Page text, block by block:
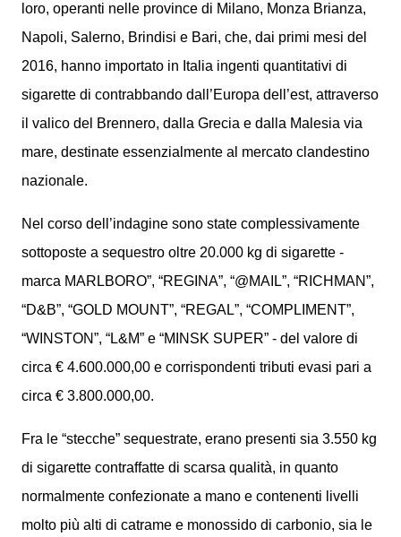
loro, operanti nelle province di Milano, Monza Brianza,
Napoli, Salerno, Brindisi e Bari, che, dai primi mesi del
2016, hanno importato in Italia ingenti quantitativi di
sigarette di contrabbando dall’Europa dell’est, attraverso
il valico del Brennero, dalla Grecia e dalla Malesia via
mare, destinate essenzialmente al mercato clandestino
nazionale.
Nel corso dell’indagine sono state complessivamente
sottoposte a sequestro oltre 20.000 kg di sigarette -
marca MARLBORO”, “REGINA”, “@MAIL”, “RICHMAN”,
“D&B”, “GOLD MOUNT”, “REGAL”, “COMPLIMENT”,
“WINSTON”, “L&M” e “MINSK SUPER” - del valore di
circa € 4.600.000,00 e corrispondenti tributi evasi pari a
circa € 3.800.000,00.
Fra le “stecche” sequestrate, erano presenti sia 3.550 kg
di sigarette contraffatte di scarsa qualità, in quanto
normalmente confezionate a mano e contenenti livelli
molto più alti di catrame e monossido di carbonio, sia le